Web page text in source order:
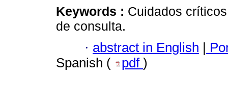
Keywords : Cuidados
de consulta.
· abstract in English
Spanish (
pdf )